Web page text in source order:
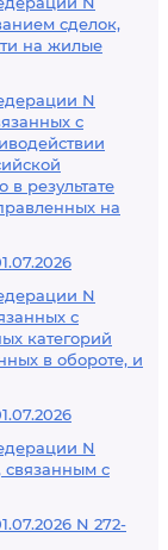
сделок,
на жилые
N
с
результате
на
N
с
категорий
в обороте, и
N
связанным с
N 272-